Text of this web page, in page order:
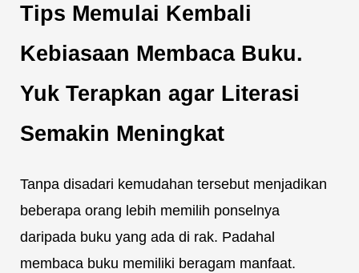
Tips Memulai Kembali
Kebiasaan Membaca Buku.
Yuk Terapkan agar Literasi
Semakin Meningkat
Tanpa disadari kemudahan tersebut menjadikan
beberapa orang lebih memilih ponselnya
daripada buku yang ada di rak. Padahal
membaca buku memiliki beragam manfaat.